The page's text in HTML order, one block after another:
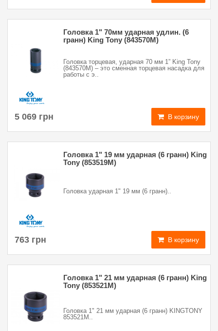
Головка 1" 70мм ударная удлин. (6
гранн) King Tony (843570M)
Головка торцевая, ударная 70 мм 1” King Tony
(843570M) – это сменная торцевая насадка для
работы с э..
5 069 грн В корзину
Головка 1" 19 мм ударная (6 гранн) King
Tony (853519M)
Головка ударная 1" 19 мм (6 гранн)..
763 грн В корзину
Головка 1" 21 мм ударная (6 гранн) King
Tony (853521M)
Головка 1" 21 мм ударная (6 гранн) KINGTONY
853521M..